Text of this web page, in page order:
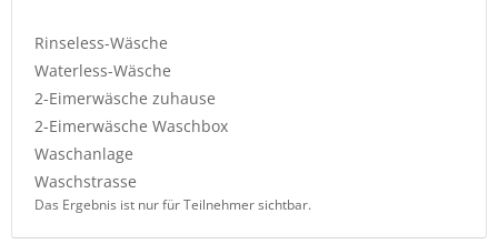
Rinseless-Wäsche
Waterless-Wäsche
2-Eimerwäsche zuhause
2-Eimerwäsche Waschbox
Waschanlage
Waschstrasse
Das Ergebnis ist nur für Teilnehmer sichtbar.